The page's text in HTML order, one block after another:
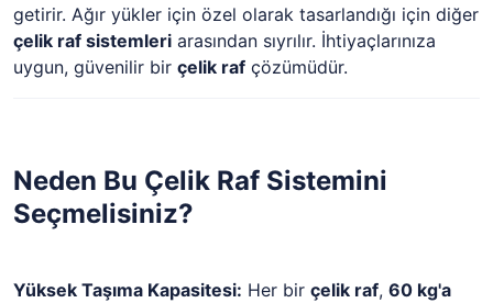
getirir. Ağır yükler için özel olarak tasarlandığı için diğer
çelik raf sistemleri arasından sıyrılır. İhtiyaçlarınıza
uygun, güvenilir bir çelik raf çözümüdür.
Neden Bu Çelik Raf Sistemini
Seçmelisiniz?
Yüksek Taşıma Kapasitesi: Her bir çelik raf, 60 kg'a